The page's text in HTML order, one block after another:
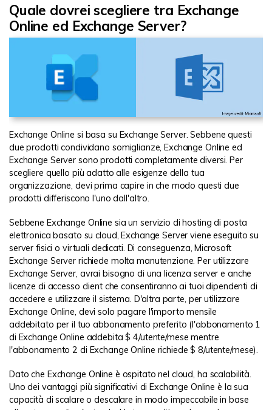
Quale dovrei scegliere tra Exchange
Online ed Exchange Server?
Exchange Online si basa su Exchange Server. Sebbene questi
due prodotti condividano somiglianze, Exchange Online ed
Exchange Server sono prodotti completamente diversi. Per
scegliere quello più adatto alle esigenze della tua
organizzazione, devi prima capire in che modo questi due
prodotti differiscono l'uno dall'altro.
Sebbene Exchange Online sia un servizio di hosting di posta
elettronica basato su cloud, Exchange Server viene eseguito su
server fisici o virtuali dedicati. Di conseguenza, Microsoft
Exchange Server richiede molta manutenzione. Per utilizzare
Exchange Server, avrai bisogno di una licenza server e anche
licenze di accesso client che consentiranno ai tuoi dipendenti di
accedere e utilizzare il sistema. D'altra parte, per utilizzare
Exchange Online, devi solo pagare l'importo mensile
addebitato per il tuo abbonamento preferito (l'abbonamento 1
di Exchange Online addebita $ 4/utente/mese mentre
l'abbonamento 2 di Exchange Online richiede $ 8/utente/mese).
Dato che Exchange Online è ospitato nel cloud, ha scalabilità.
Uno dei vantaggi più significativi di Exchange Online è la sua
capacità di scalare o descalare in modo impeccabile in base